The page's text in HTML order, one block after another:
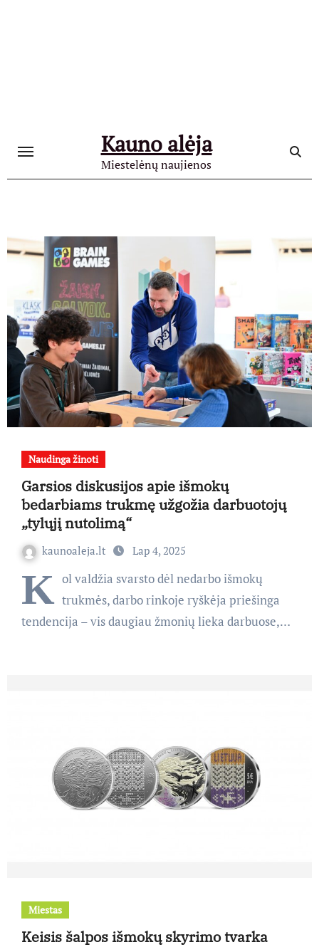
Kauno alėja
Miestelėnų naujienos
Naudinga žinoti
Garsios diskusijos apie išmokų
bedarbiams trukmę užgožia darbuotojų
„tylųjį nutolimą“
kaunoaleja.lt Lap 4, 2025
K ol valdžia svarsto dėl nedarbo išmokų
trukmės, darbo rinkoje ryškėja priešinga
tendencija – vis daugiau žmonių lieka darbuose,…
Miestas
Keisis šalpos išmokų skyrimo tvarka